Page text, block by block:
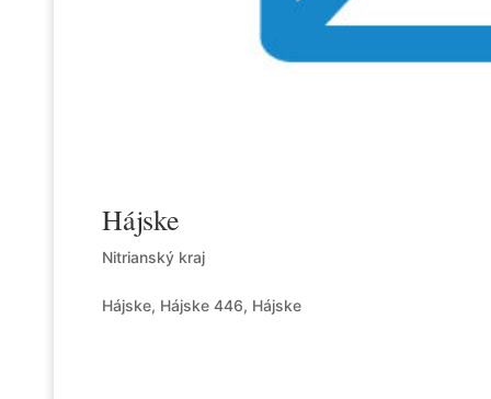
Hájske
Nitrianský kraj
Hájske, Hájske 446, Hájske